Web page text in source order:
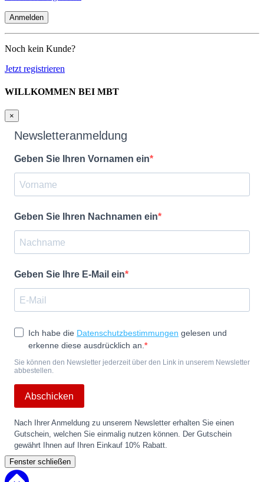
Noch kein Kunde?
Jetzt registrieren
WILLKOMMEN BEI MBT
×
Newsletteranmeldung
Geben Sie Ihren Vornamen ein
Geben Sie Ihren Nachnamen ein
Geben Sie Ihre E-Mail ein
Ich habe die Datenschutzbestimmungen gelesen und
erkenne diese ausdrücklich an.
Sie können den Newsletter jederzeit über den Link in unserem Newsletter
abbestellen.
Abschicken
Nach Ihrer Anmeldung zu unserem Newsletter erhalten Sie einen
Gutschein, welchen Sie einmalig nutzen können. Der Gutschein
gewährt Ihnen auf Ihren Einkauf 10% Rabatt.
Fenster schließen